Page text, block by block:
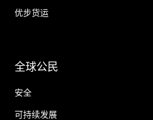
优步货运
全球公民
安全
可持续发展